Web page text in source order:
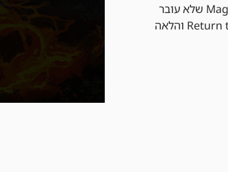
פיוניר הוא פורמט של Magic The Gathering שלא עובר
רוטציה שמשתמש בקלפים מ-Return to Ravnica והלאה